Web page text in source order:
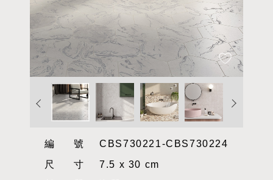
編號CBS730221-CBS730224
尺寸7.5 x 30 cm